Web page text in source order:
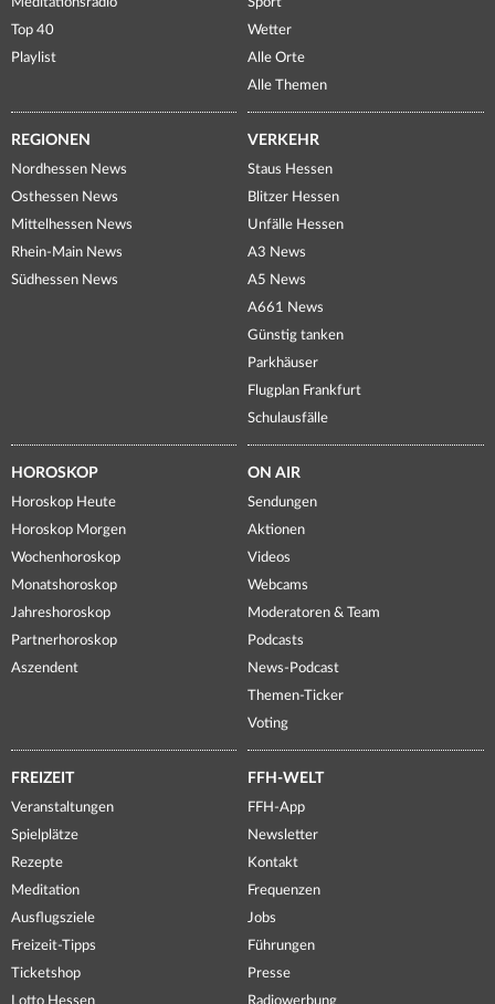
Top 40
Playlist
Wetter
Alle Orte
Alle Themen
REGIONEN
Nordhessen News
Osthessen News
Mittelhessen News
Rhein-Main News
Südhessen News
VERKEHR
Staus Hessen
Blitzer Hessen
Unfälle Hessen
A3 News
A5 News
A661 News
Günstig tanken
Parkhäuser
Flugplan Frankfurt
Schulausfälle
HOROSKOP
Horoskop Heute
Horoskop Morgen
Wochenhoroskop
Monatshoroskop
Jahreshoroskop
Partnerhoroskop
Aszendent
ON AIR
Sendungen
Aktionen
Videos
Webcams
Moderatoren & Team
Podcasts
News-Podcast
Themen-Ticker
Voting
FREIZEIT
Veranstaltungen
Spielplätze
Rezepte
Meditation
Ausflugsziele
Freizeit-Tipps
Ticketshop
Lotto Hessen
FFH-WELT
FFH-App
Newsletter
Kontakt
Frequenzen
Jobs
Führungen
Presse
Radiowerbung